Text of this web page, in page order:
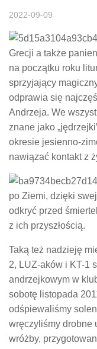
2022-09-09
Grecji a także
na początku roku
sprzyjający
odprawia się
Andrzeja. We
znane jako
okresie jesienno-
nawiązać kontakt z
po Ziemi, dzięki
odkryć przed
z ich przyszłością.
Taką też nadzieję
2, LUZ-aków i KT-1
andrzejkowym w
sobotę listopada
odśpiewaliśmy
wręczyliśmy drobne
wróżby,